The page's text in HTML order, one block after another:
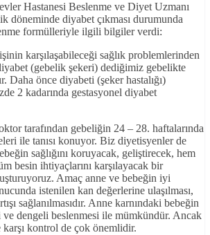
Hastanesi Beslenme ve Diyet Uzmanı
döneminde diyabet çıkması durumunda
formülleriyle ilgili bilgiler verdi:
karşılaşabileceği sağlık problemlerinden
(gebelik şekeri) dediğimiz gebelikte
Daha önce diyabeti (şeker hastalığı)
2 kadarında gestasyonel diyabet
tarafından gebeliğin 24 – 28. haftalarında
ile tanısı konuyor. Biz diyetisyenler de
sağlığını koruyacak, geliştirecek, hem
besin ihtiyaçlarını karşılayacak bir
Amaç anne ve bebeğin iyi
istenilen kan değerlerine ulaşılması,
sağlanılmasıdır. Anne karnındaki bebeğin
ve dengeli beslenmesi ile mümkündür. Ancak
kontrol de çok önemlidir.